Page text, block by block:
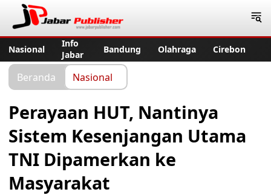
Nasional
Info
Jabar
Bandung Olahraga Cirebon
Beranda Nasional
Perayaan HUT, Nantinya
Sistem Kesenjangan Utama
TNI Dipamerkan ke
Masyarakat